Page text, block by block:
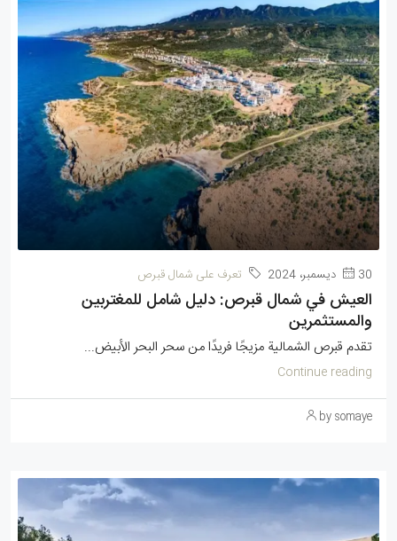
30 ديسمبر، 2024 تعرف على شمال قبرص
العيش في شمال قبرص: دليل شامل للمغتربين
والمستثمرين
تقدم قبرص الشمالية مزيجًا فريدًا من سحر البحر الأبيض...
Continue reading
by somaye